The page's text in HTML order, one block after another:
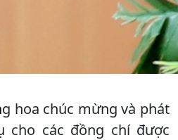
hoa chúc mừng và phát
cho các đồng chí được